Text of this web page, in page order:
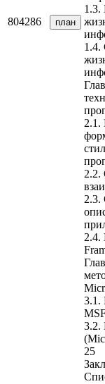
804286 план
1.3.
1.4.
2.1.
2.2.
2.3.
2.4.
3.1.
3.2.
25